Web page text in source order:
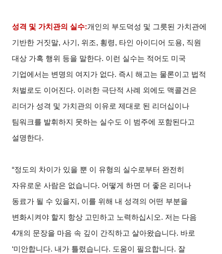
성격 및 가치관의 실수:개인의 부도덕성 및 그릇된 가치관에
기반한 거짓말, 사기, 위조, 횡령, 타인 아이디어 도용, 직원
대상 가혹 행위 등을 말한다. 이런 실수는 적어도 미국
기업에서는 변명의 여지가 없다. 즉시 해고는 물론이고 법적
처벌로도 이어진다. 이러한 극단적 사례 외에도 맥콜건은
리더가 성격 및 가치관의 이유로 제대로 된 리더십이나
팀워크를 발휘하지 못하는 실수도 이 범주에 포함된다고
설명한다.
“정도의 차이가 있을 뿐 이 유형의 실수로부터 완전히
자유로운 사람은 없습니다. 어떻게 하면 더 좋은 리더나
동료가 될 수 있을지, 이를 위해 내 성격의 어떤 부분을
변화시켜야 할지 항상 고민하고 노력하십시오. 저는 다음
4개의 문장을 마음 속 깊이 간직하고 살아왔습니다. 바로
‘미안합니다. 내가 틀렸습니다. 도움이 필요합니다. 잘